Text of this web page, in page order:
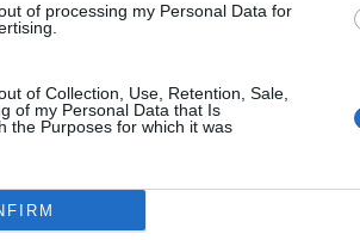
of processing my Personal Data for
of Collection, Use, Retention, Sale,
of my Personal Data that Is
the Purposes for which it was